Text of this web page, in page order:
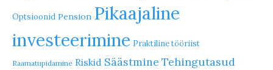
Optsioonid Pension Pikaajaline
investeerimine Praktiline tööriist
Raamatupidamine Riskid Säästmine Tehingutasud